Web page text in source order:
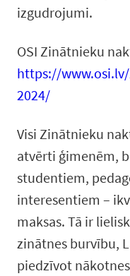
izgudrojumi.
OSI Zinātnieku
https://
2024/
Visi Zinātnieku
atvērti ģimenēm,
studentiem,
interesentiem –
maksas. Tā ir
zinātnes burvību,
piedzīvot